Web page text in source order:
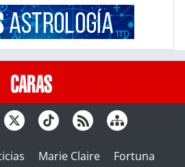
Marie Claire
Fortuna